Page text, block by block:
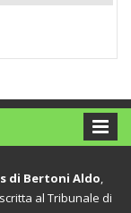
di Bertoni Aldo
al Tribunale di